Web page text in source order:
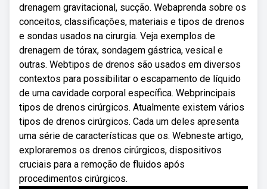
drenagem gravitacional, sucção. Webaprenda sobre os
conceitos, classificações, materiais e tipos de drenos
e sondas usados na cirurgia. Veja exemplos de
drenagem de tórax, sondagem gástrica, vesical e
outras. Webtipos de drenos são usados em diversos
contextos para possibilitar o escapamento de líquido
de uma cavidade corporal específica. Webprincipais
tipos de drenos cirúrgicos. Atualmente existem vários
tipos de drenos cirúrgicos. Cada um deles apresenta
uma série de características que os. Webneste artigo,
exploraremos os drenos cirúrgicos, dispositivos
cruciais para a remoção de fluidos após
procedimentos cirúrgicos.